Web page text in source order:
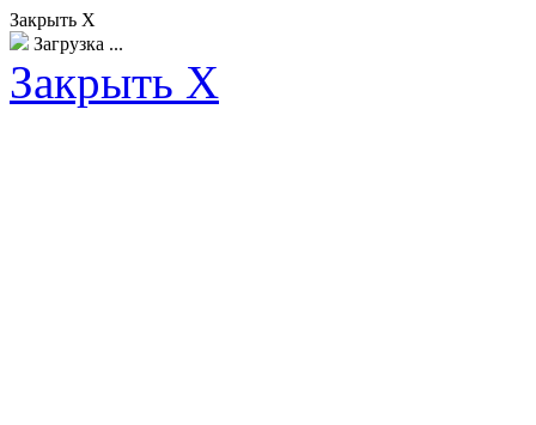
Закрыть X
Загрузка ...
Закрыть X